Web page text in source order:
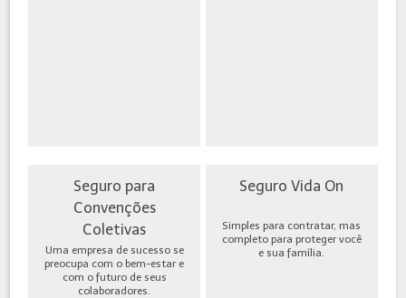
Seguro para
Convenções
Coletivas
Uma empresa de sucesso se
preocupa com o bem-estar e
com o futuro de seus
colaboradores.
Seguro Vida On
Simples para contratar, mas
completo para proteger você
e sua família.